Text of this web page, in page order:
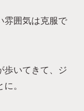
雰囲気は克服で
歩いてきて、ジ
。